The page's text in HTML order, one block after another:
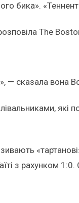
бика».
The
— сказала вона
з рахунком